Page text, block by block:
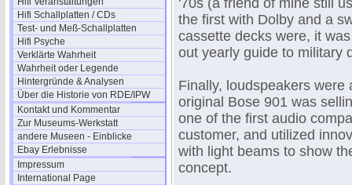
Hifi Schallplatten / CDs
Test- und Meß-Schallplatten
Hifi Psyche
Verklärte Wahrheit
Wahrheit oder Legende
Hintergründe & Analysen
Über die Historie von RDE/IPW
Kontakt und Kommentar
Zur Museums-Werkstatt
andere Museen - Einblicke
Ebay Erlebnisse
Impressum
International Page
'70s (a friend of mine still
the first with Dolby and a
cassette decks were, it
out yearly guide to military
Finally, loudspeakers
original Bose 901 was
one of the first audio
customer, and utilized
with light beams to show
concept.